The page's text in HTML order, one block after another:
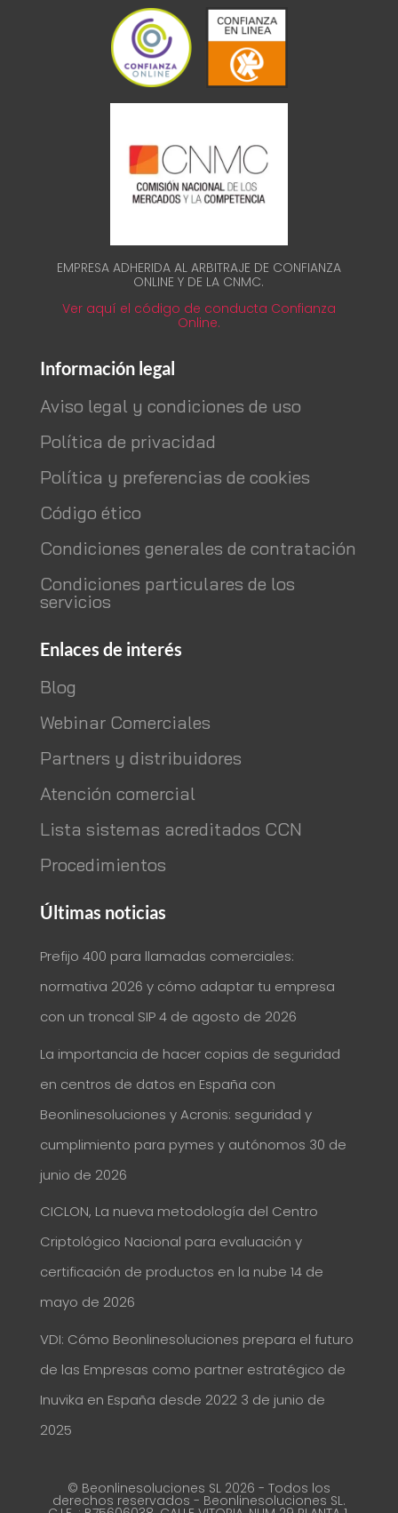
EMPRESA ADHERIDA AL ARBITRAJE DE CONFIANZA
ONLINE Y DE LA CNMC.
Ver aquí el código de conducta Confianza
Online.
Información legal
Aviso legal y condiciones de uso
Política de privacidad
Política y preferencias de cookies
Código ético
Condiciones generales de contratación
Condiciones particulares de los
servicios
Enlaces de interés
Blog
Webinar Comerciales
Partners y distribuidores
Atención comercial
Lista sistemas acreditados CCN
Procedimientos
Últimas noticias
Prefijo 400 para llamadas comerciales:
normativa 2026 y cómo adaptar tu empresa
con un troncal SIP 4 de agosto de 2026
La importancia de hacer copias de seguridad
en centros de datos en España con
Beonlinesoluciones y Acronis: seguridad y
cumplimiento para pymes y autónomos 30 de
junio de 2026
CICLON, La nueva metodología del Centro
Criptológico Nacional para evaluación y
certificación de productos en la nube 14 de
mayo de 2026
VDI: Cómo Beonlinesoluciones prepara el futuro
de las Empresas como partner estratégico de
Inuvika en España desde 2022 3 de junio de
2025
© Beonlinesoluciones SL 2026 - Todos los
derechos reservados - Beonlinesoluciones SL.